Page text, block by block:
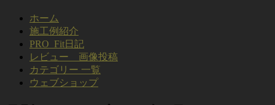
ホーム
施工例紹介
PRO_Fit日記
レビュー 画像投稿
カテゴリー 一覧
ウェブショップ